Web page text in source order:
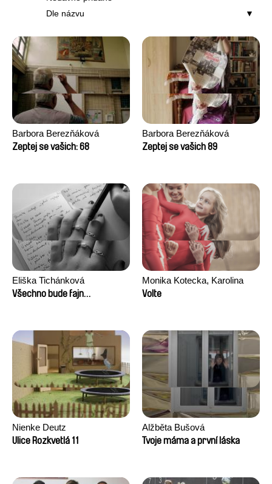
Dle názvu
Barbora Berezňáková
Zeptej se vašich: 68
Barbora Berezňáková
Zeptej se vašich 89
Eliška Tichánková
Všechno bude fajn…
Monika Kotecka, Karolina
Poryzała
Volte
Nienke Deutz
Ulice Rozkvetlá 11
Alžběta Bušová
Tvoje máma a první láska